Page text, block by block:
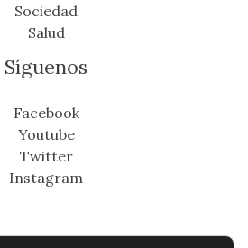
Sociedad
Salud
Síguenos
Facebook
Youtube
Twitter
Instagram